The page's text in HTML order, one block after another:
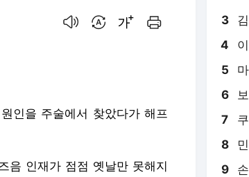
인을 주술에서 찾았다가 해프
음 인재가 점점 옛날만 못해지
3
4
5
6
7
8
9